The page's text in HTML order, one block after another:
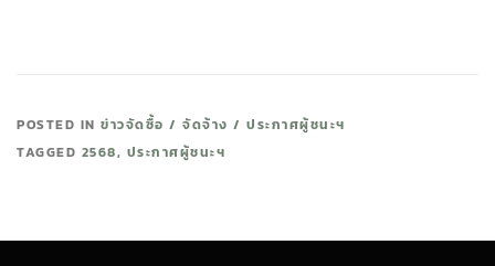
POSTED IN ข่าวจัดซื้อ / จัดจ้าง / ประกาศผู้ชนะฯ
TAGGED 2568, ประกาศผู้ชนะฯ